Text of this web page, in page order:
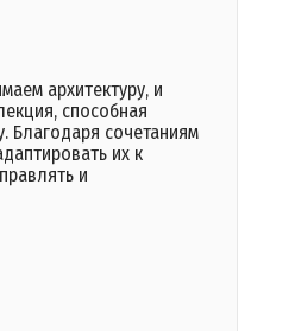
архитектуру, и
способная
Благодаря сочетаниям
их к
и